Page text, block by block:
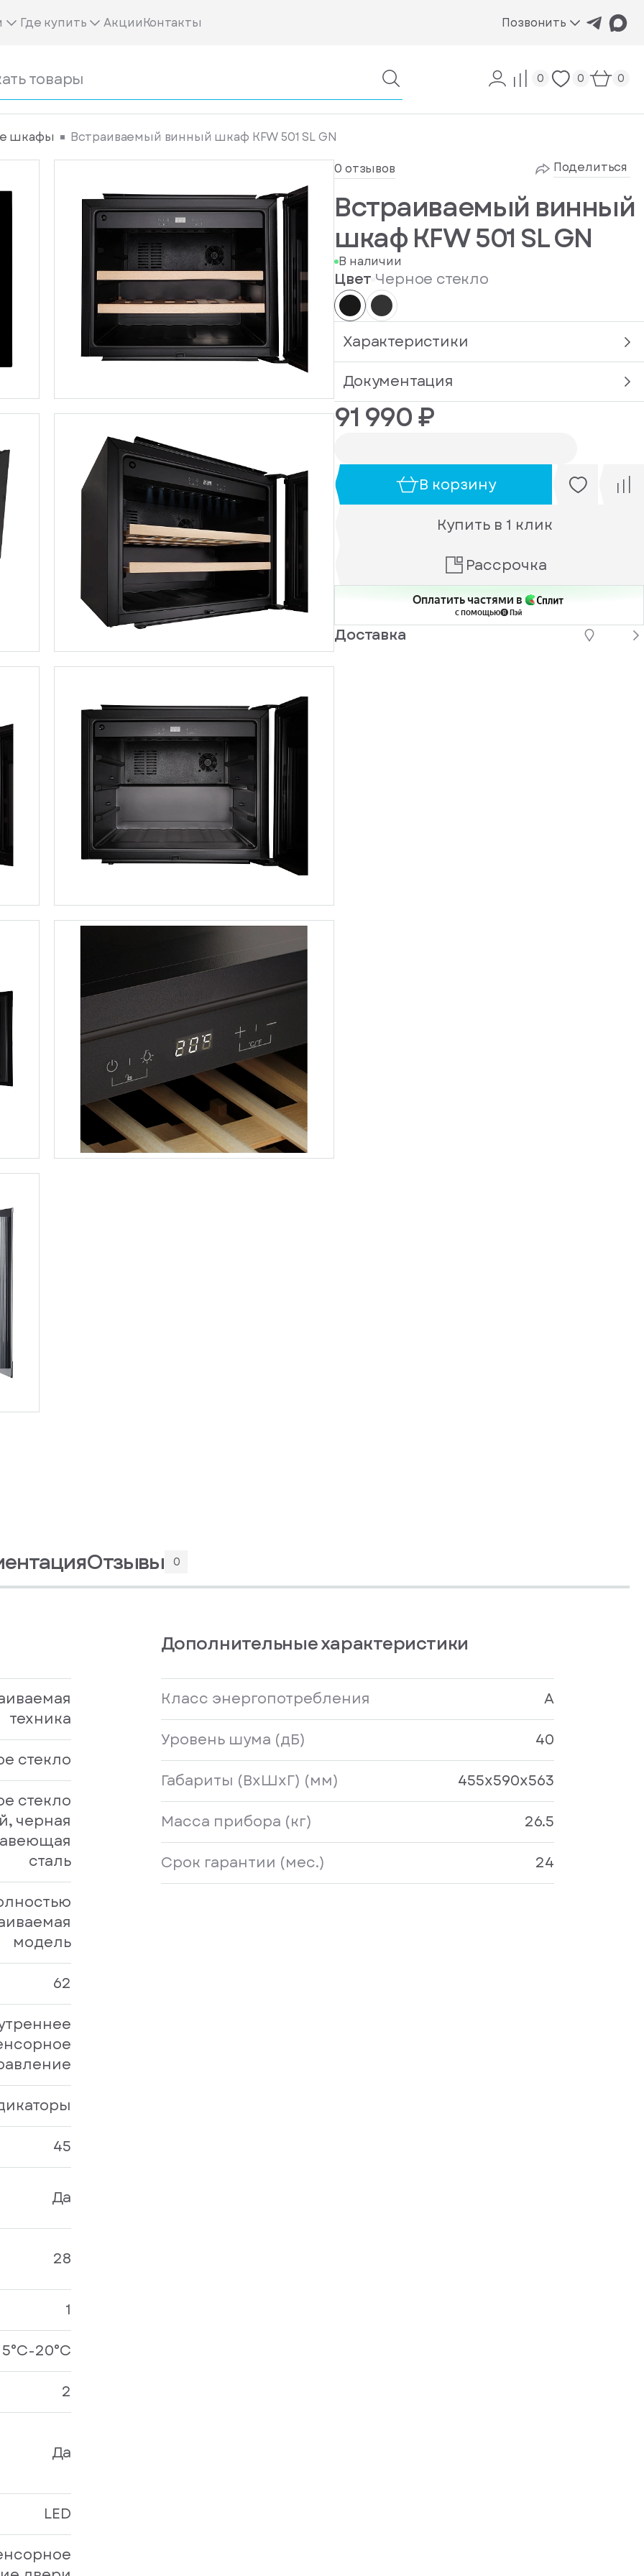
Где купить АкцииКонтакты Позвонить
0 0 0
шкафы
Встраиваемый винный шкаф KFW 501 SL GN
0 отзывов
Поделиться
Встраиваемый винный
шкаф KFW 501 SL GN
В наличии
Цвет Черное стекло
Характеристики
Документация
91 990 ₽
В корзину
Купить в 1 клик
Рассрочка
Оплатить частями в
с помощью
Доставка
Отзывы 0
техника
стекло
стекло
черная
сталь
модель
62
45
Да
28
1
5°C-20°C
2
Да
LED
Дополнительные характеристики
Класс энергопотребления
A
Уровень шума (дБ)
40
Габариты (ВxШхГ) (мм)
455х590х563
Масса прибора (кг)
26.5
Срок гарантии (мес.)
24